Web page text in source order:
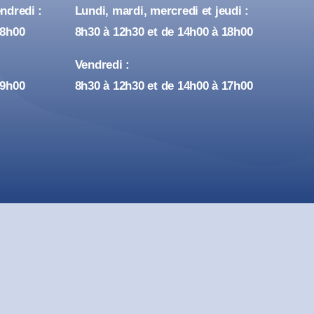
:
Lundi, mardi, mercredi et jeudi :
8h30 à 12h30 et de 14h00 à 18h00
Vendredi :
8h30 à 12h30 et de 14h00 à 17h00